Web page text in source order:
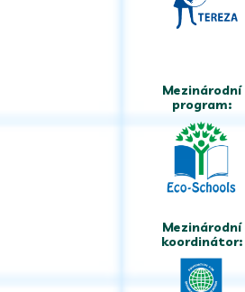
Mezinárodní
program:
Mezinárodní
koordinátor: